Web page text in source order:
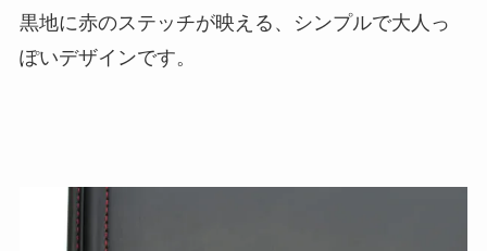
黒地に赤のステッチが映える、シンプルで大人っ
ぽいデザインです。